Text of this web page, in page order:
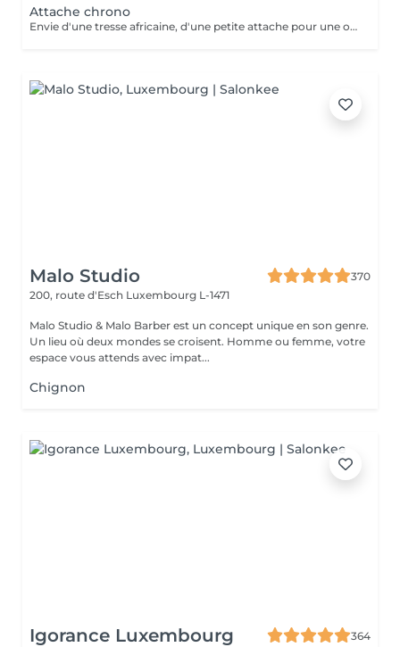
Attache chrono
Envie d'une tresse africaine, d'une petite attache pour une occasion,ce service est mis en place pour une petite mise en beauté de vos cheveux. a partir de 15 EURO puis calculé en fonction du temps passé
Malo Studio
370
200, route d'Esch Luxembourg L-1471
Malo Studio & Malo Barber est un concept unique en son genre.
Un lieu où deux mondes se croisent. Homme ou femme, votre
espace vous attends avec impat...
Chignon
Igorance Luxembourg
364